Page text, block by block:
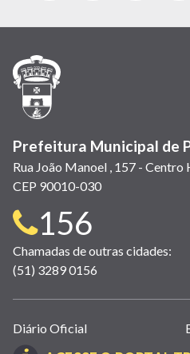
em
janela)
em
em
(link
Prefeitura Municipal de
Rua João Manoel , 157 -
CEP 90010-030
Telefone
para
contato:
156
Chamadas de outras cidades:
(51) 3289 0156
Links
úteis
Diário Oficial